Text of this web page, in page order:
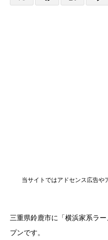
当サイトではアドセンス広告や
三重県鈴鹿市に「横浜家系ラ
プンです。